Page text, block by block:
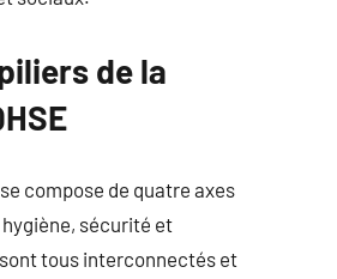
de la
compose de quatre axes
sécurité et
tous interconnectés et